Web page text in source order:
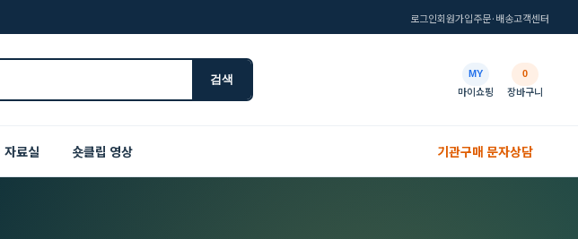
로그인회원가입주문·배송고객센터
검색 MY
마이쇼핑
0
장바구니
자료실 숏클립 영상 기관구매 문자상담